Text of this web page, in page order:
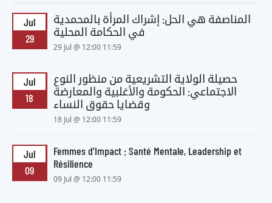
Jul
29
المناصفة هي الحل: إشراك المرأة بالمحمدية
في الحكامة المحلية
29 Jul @ 12:00 11:59
Jul
18
حصيلة الولاية التشريعية من منظور النوع
الاجتماعي: الحكومة والأغلبية والمعارضة
وقضايا حقوق النساء
18 Jul @ 12:00 11:59
Jul
09
Femmes d’Impact : Santé Mentale, Leadership et
Résilience
09 Jul @ 12:00 11:59